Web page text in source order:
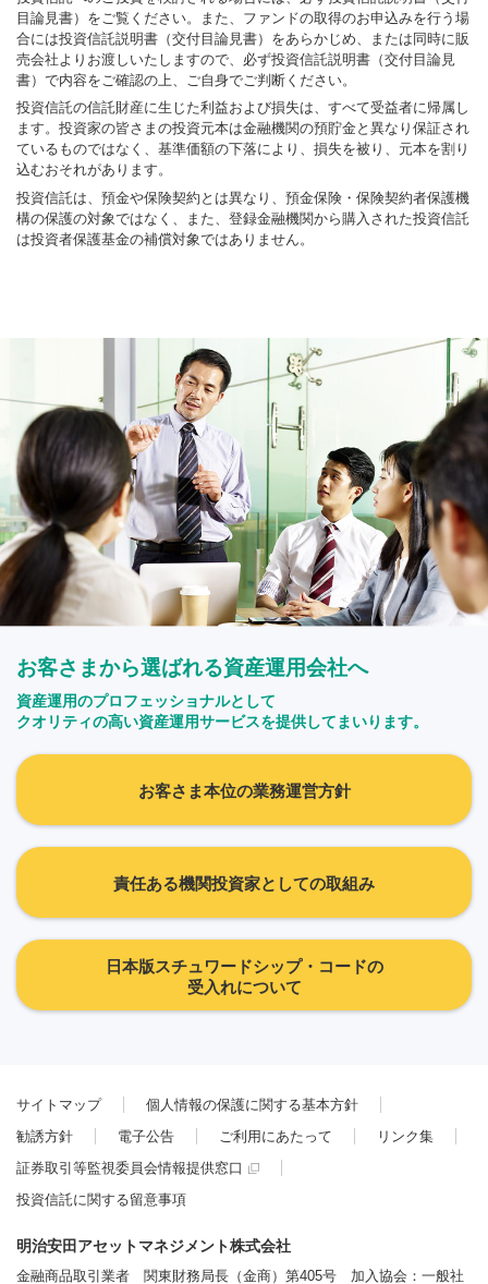
目論見書）をご覧ください。また、ファンドの取得のお申込みを行う場
合には投資信託説明書（交付目論見書）をあらかじめ、または同時に販
売会社よりお渡しいたしますので、必ず投資信託説明書（交付目論見
書）で内容をご確認の上、ご自身でご判断ください。
投資信託の信託財産に生じた利益および損失は、すべて受益者に帰属し
ます。投資家の皆さまの投資元本は金融機関の預貯金と異なり保証され
ているものではなく、基準価額の下落により、損失を被り、元本を割り
込むおそれがあります。
投資信託は、預金や保険契約とは異なり、預金保険・保険契約者保護機
構の保護の対象ではなく、また、登録金融機関から購入された投資信託
は投資者保護基金の補償対象ではありません。
お客さまから選ばれる資産運用会社へ
資産運用のプロフェッショナルとして
クオリティの高い資産運用サービスを提供してまいります。
お客さま本位の業務運営方針
責任ある機関投資家としての取組み
日本版スチュワードシップ・コードの
受入れについて
サイトマップ
個人情報の保護に関する基本方針
勧誘方針
電子公告 ご利用にあたって
リンク集
証券取引等監視委員会情報提供窓口
投資信託に関する留意事項
明治安田アセットマネジメント株式会社
金融商品取引業者 関東財務局長（金商）第405号 加入協会：一般社